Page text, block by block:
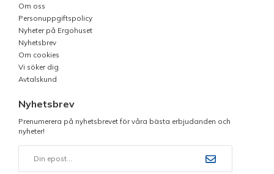
Om oss
Personuppgiftspolicy
Nyheter på Ergohuset
Nyhetsbrev
Om cookies
Vi söker dig
Avtalskund
Nyhetsbrev
Prenumerera på nyhetsbrevet för våra bästa erbjudanden och
nyheter!